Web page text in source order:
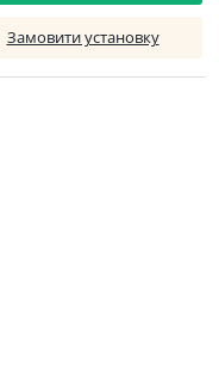
Замовити установку